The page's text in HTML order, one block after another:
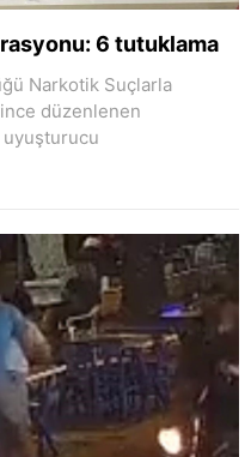
Hattı
Facebook
Instagram
Youtube
6 tutuklama
Narkotik Suçlarla
düzenlenen